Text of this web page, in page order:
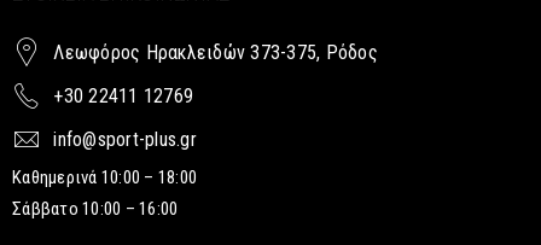
Λεωφόρος Ηρακλειδών 373-375, Ρόδος
+30 22411 12769
info@sport-plus.gr
Καθημερινά 10:00 – 18:00
Σάββατο 10:00 – 16:00